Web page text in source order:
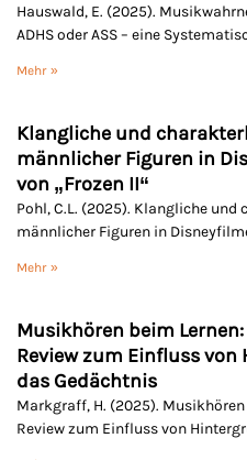
Hauswald, E. (2025).
ADHS oder ASS – eine
Mehr »
Klangliche und
männlicher Figuren in
von „Frozen II“
Pohl, C.L. (2025). Klangliche
männlicher Figuren in
Mehr »
Musikhören beim
Review zum Einfluss
das Gedächtnis
Markgraff, H. (2025).
Review zum Einfluss von